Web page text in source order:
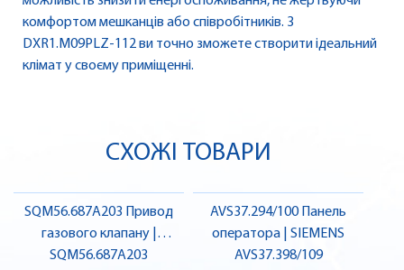
комфортом мешканців або співробітників. З
DXR1.M09PLZ-112 ви точно зможете створити ідеальний
клімат у своєму приміщенні.
СХОЖІ ТОВАРИ
SQM56.687A203 Привод
газового клапану |
SIEMENS
SQM56.687A203
AVS37.294/100 Панель
оператора | SIEMENS
AVS37.398/109